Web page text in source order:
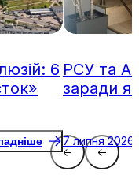
6 РСУ та
заради
7 липня 2026